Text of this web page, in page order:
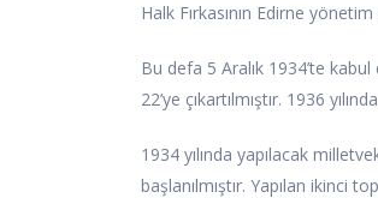
Halk Fırkasının Edirne
Bu defa 5 Aralık 1934’te
22’ye çıkartılmıştır. 1936
1934 yılında yapılacak
başlanılmıştır. Yapılan ikinci